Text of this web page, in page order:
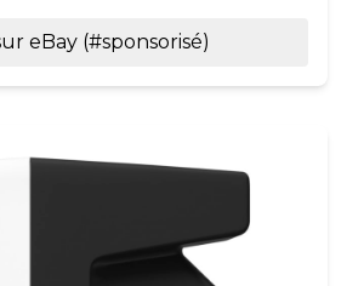
eBay (#sponsorisé)